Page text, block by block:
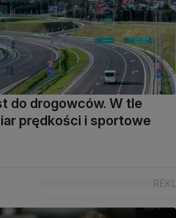
do drogowców. W tle
prędkości i sportowe